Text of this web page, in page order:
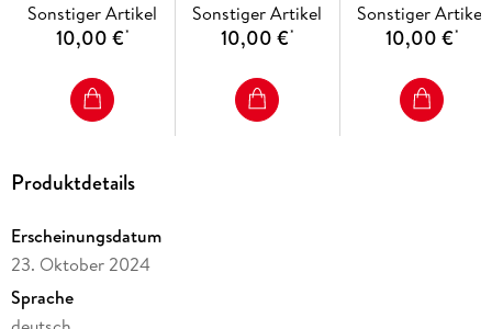
Sonstiger Artikel
10,00 €*
Sonstiger Artikel
10,00 €*
Sonstiger Artikel
10,00 €*
Produktdetails
Erscheinungsdatum
23. Oktober 2024
Sprache